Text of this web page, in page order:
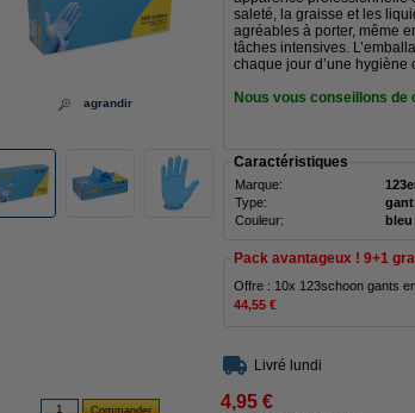
agrandir
saleté, la graisse et les
agréables à porter, même
tâches intensives.
chaque jour d’une hygiène
Nous vous conseillons
Caractéristiques
Marque:
Type:
Couleur:
bleu
Pack avantageux ! 9+1
Offre : 10x 123schoon gants
44,55 €
Livré lundi
4,95 €